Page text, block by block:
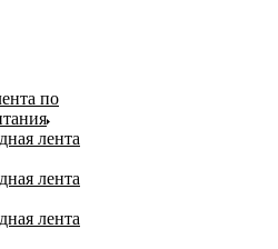
по
лента
лента
лента